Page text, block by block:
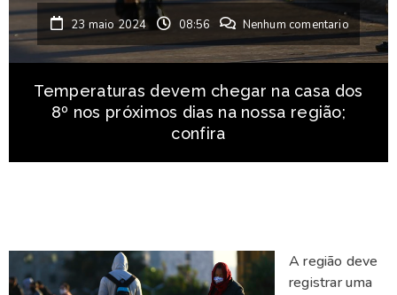
23 maio 2024 08:56 Nenhum comentario
Temperaturas devem chegar na casa dos
8º nos próximos dias na nossa região;
confira
A região deve
registrar uma